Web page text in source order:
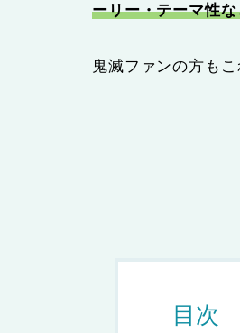
ーリー・テーマ性
鬼滅ファンの方も
目次